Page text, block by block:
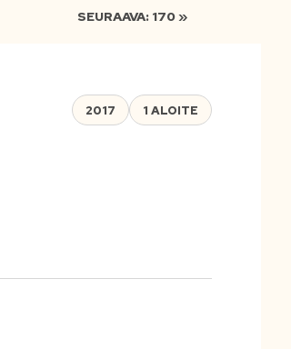
SEURAAVA: 170 »
2017 1 ALOITE